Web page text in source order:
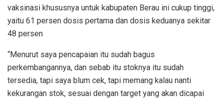
vaksinasi khususnya untuk kabupaten Berau ini cukup tinggi,
yaitu 61 persen dosis pertama dan dosis keduanya sekitar
48 persen
“Menurut saya pencapaian itu sudah bagus
perkembangannya, dan sebab itu stoknya itu sudah
tersedia, tapi saya blum cek, tapi memang kalau nanti
kekurangan stok, sesuai dengan target yang akan dicapai